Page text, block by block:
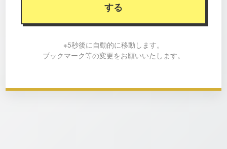
する
※5秒後に自動的に移動します。
ブックマーク等の変更をお願いいたします。